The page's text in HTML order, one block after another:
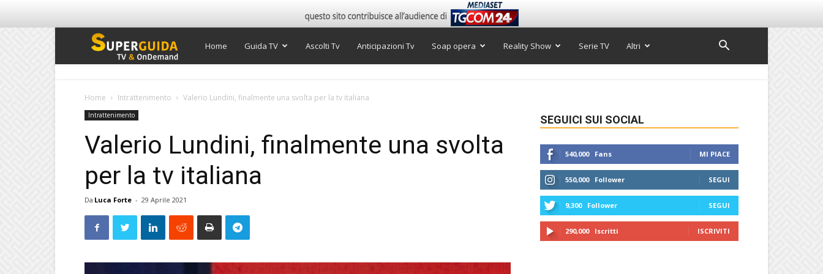
Super
Home Guida TV Ascolti Tv Anticipazioni Tv Soap opera Reality Show Serie TV Altri
Home Intrattenimento Valerio Lundini, finalmente una svolta per la tv italiana
Intrattenimento
Valerio Lundini, finalmente una svolta
per la tv italiana
Da Luca Forte - 29 Aprile 2021
SEGUICI SUI SOCIAL
540,000 Fans MI PIACE
550,000 Follower SEGUI
9,300 Follower SEGUI
290,000 Iscritti ISCRIVITI